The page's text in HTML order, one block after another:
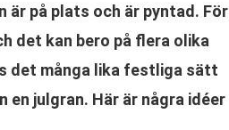
är på plats och är pyntad. För
det kan bero på flera olika
det många lika festliga sätt
julgran. Här är några idéer